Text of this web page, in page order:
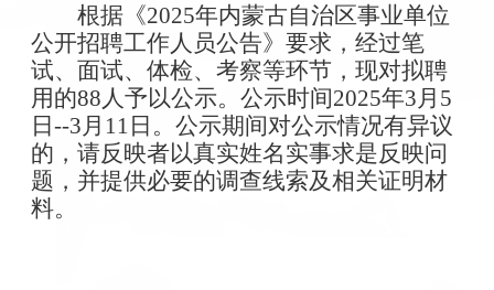
根据《2025年内蒙古自治区事业单位
公开招聘工作人员公告》要求，经过笔
试、面试、体检、考察等环节，现对拟聘
用的88人予以公示。公示时间2025年3月5
日--3月11日。公示期间对公示情况有异议
的，请反映者以真实姓名实事求是反映问
题，并提供必要的调查线索及相关证明材
料。